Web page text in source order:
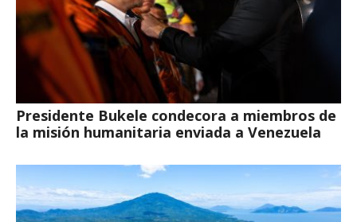
Presidente Bukele condecora a miembros de
la misión humanitaria enviada a Venezuela